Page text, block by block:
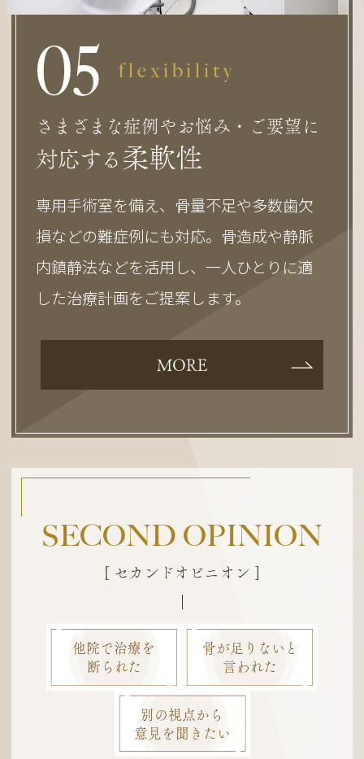
05 flexibility
さまざまな症例やお悩み・ご要望に
対応する 柔軟性
専用手術室を備え、骨量不足や多数歯欠
損などの難症例にも対応。骨造成や静脈
内鎮静法などを活用し、一人ひとりに適
した治療計画をご提案します。
MORE
SECOND OPINION
[ セカンドオピニオン ]
他院で治療を
断られた
骨が足りないと
言われた
別の視点から
意見を聞きたい